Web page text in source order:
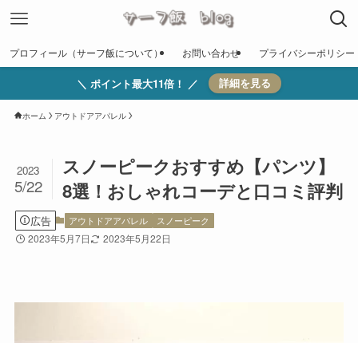
プロフィール（サーフ飯について） お問い合わせ プライバシーポリシー
＼ ポイント最大11倍！ ／ 詳細を見る
ホーム アウトドアアパレル
スノーピークおすすめ【パンツ】
8選！おしゃれコーデと口コミ評判
2023
5/22
広告 アウトドアアパレル スノーピーク
2023年5月7日 2023年5月22日